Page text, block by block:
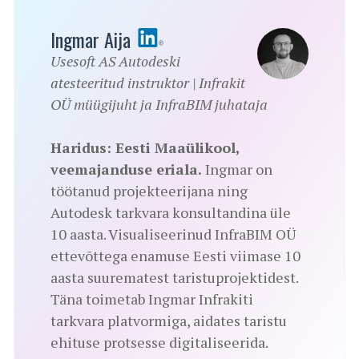
Ingmar Aija
Usesoft AS Autodeski
atesteeritud instruktor | Infrakit
OÜ müügijuht ja InfraBIM juhataja
Haridus: Eesti Maaülikool,
veemajanduse eriala. Ingmar on
töötanud projekteerijana ning
Autodesk tarkvara konsultandina üle
10 aasta. Visualiseerinud InfraBIM OÜ
ettevõttega enamuse Eesti viimase 10
aasta suurematest taristuprojektidest.
Täna toimetab Ingmar Infrakiti
tarkvara platvormiga, aidates taristu
ehituse protsesse digitaliseerida.